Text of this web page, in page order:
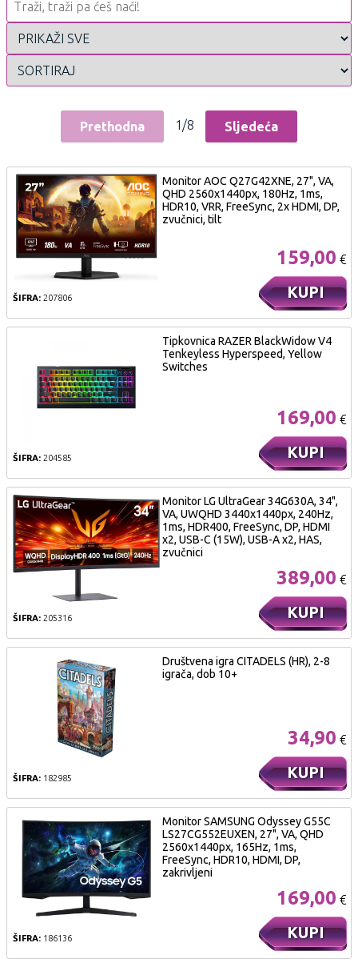
Prethodna 1/8 Sljedeća
ŠIFRA: 207806
Monitor AOC Q27G42XNE, 27", VA,
QHD 2560x1440px, 180Hz, 1ms,
HDR10, VRR, FreeSync, 2x HDMI, DP,
zvučnici, tilt
159,00 €
KUPI
ŠIFRA: 204585
Tipkovnica RAZER BlackWidow V4
Tenkeyless Hyperspeed, Yellow
Switches
169,00 €
KUPI
ŠIFRA: 205316
Monitor LG UltraGear 34G630A, 34",
VA, UWQHD 3440x1440px, 240Hz,
1ms, HDR400, FreeSync, DP, HDMI
x2, USB-C (15W), USB-A x2, HAS,
zvučnici
389,00 €
KUPI
ŠIFRA: 182985
Društvena igra CITADELS (HR), 2-8
igrača, dob 10+
34,90 €
KUPI
ŠIFRA: 186136
Monitor SAMSUNG Odyssey G55C
LS27CG552EUXEN, 27", VA, QHD
2560x1440px, 165Hz, 1ms,
FreeSync, HDR10, HDMI, DP,
zakrivljeni
169,00 €
KUPI